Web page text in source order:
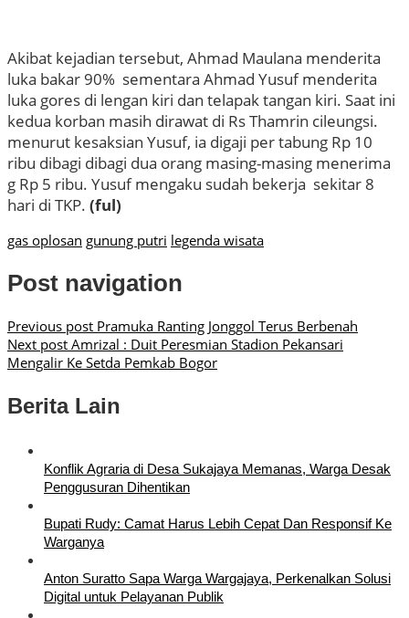
Akibat kejadian tersebut, Ahmad Maulana menderita
luka bakar 90% sementara Ahmad Yusuf menderita
luka gores di lengan kiri dan telapak tangan kiri. Saat ini
kedua korban masih dirawat di Rs Thamrin cileungsi.
menurut kesaksian Yusuf, ia digaji per tabung Rp 10
ribu dibagi dibagi dua orang masing-masing menerima
g Rp 5 ribu. Yusuf mengaku sudah bekerja sekitar 8
hari di TKP. (ful)
gas oplosan gunung putri legenda wisata
Post navigation
Previous post Pramuka Ranting Jonggol Terus Berbenah
Next post Amrizal : Duit Peresmian Stadion Pekansari
Mengalir Ke Setda Pemkab Bogor
Berita Lain
Konflik Agraria di Desa Sukajaya Memanas, Warga Desak
Penggusuran Dihentikan
Bupati Rudy: Camat Harus Lebih Cepat Dan Responsif Ke
Warganya
Anton Suratto Sapa Warga Wargajaya, Perkenalkan Solusi
Digital untuk Pelayanan Publik